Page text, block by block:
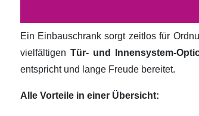
Ein Einbauschrank sorgt zeitlos für
vielfältigen Tür- und Innensystem-
entspricht und lange Freude bereitet.
Alle Vorteile in einer Übersicht: